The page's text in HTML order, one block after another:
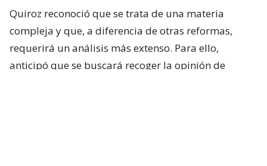
Quiroz reconoció que se trata de una materia
compleja y que, a diferencia de otras reformas,
requerirá un análisis más extenso. Para ello,
anticipó que se buscará recoger la opinión de